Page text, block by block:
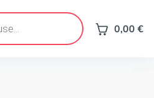
0,00 €